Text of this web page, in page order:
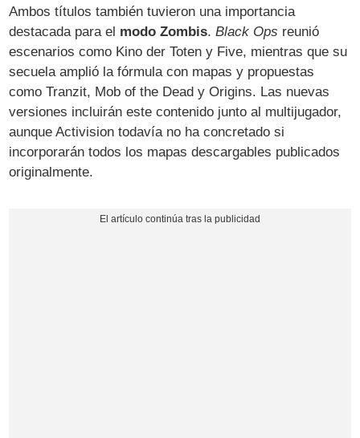
Ambos títulos también tuvieron una importancia
destacada para el modo Zombis.Black Ops reunió
escenarios como Kino der Toten y Five, mientras que su
secuela amplió la fórmula con mapas y propuestas
como Tranzit, Mob of the Dead y Origins. Las nuevas
versiones incluirán este contenido junto al multijugador,
aunque Activision todavía no ha concretado si
incorporarán todos los mapas descargables publicados
originalmente.